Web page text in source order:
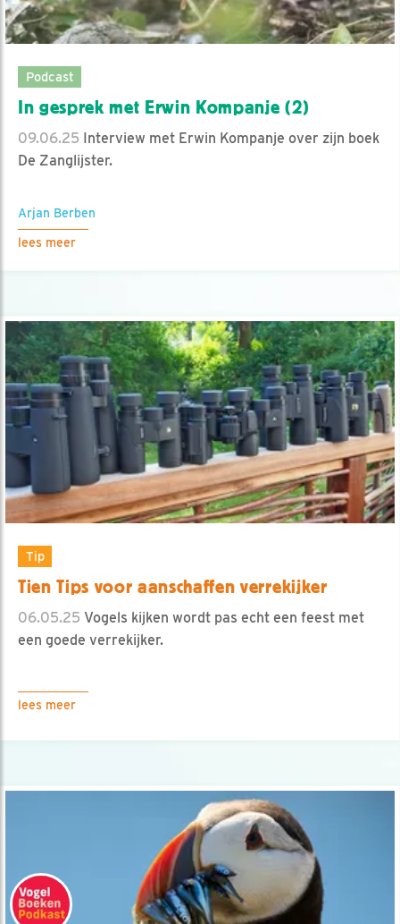
Podcast
In gesprek met Erwin Kompanje (2)
09.06.25 Interview met Erwin Kompanje over zijn boek
De Zanglijster.
Arjan Berben
lees meer
Tip
Tien Tips voor aanschaffen verrekijker
06.05.25 Vogels kijken wordt pas echt een feest met
een goede verrekijker.
lees meer